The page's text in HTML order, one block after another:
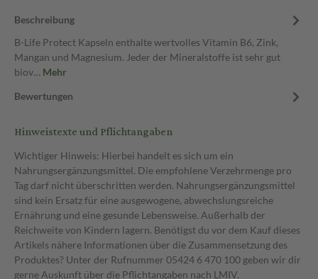
Beschreibung
B-Life Protect Kapseln enthalte wertvolles Vitamin B6, Zink,
Mangan und Magnesium. Jeder der Mineralstoffe ist sehr gut
biov… Mehr
Bewertungen
Hinweistexte und Pflichtangaben
Wichtiger Hinweis: Hierbei handelt es sich um ein
Nahrungsergänzungsmittel. Die empfohlene Verzehrmenge pro
Tag darf nicht überschritten werden. Nahrungsergänzungsmittel
sind kein Ersatz für eine ausgewogene, abwechslungsreiche
Ernährung und eine gesunde Lebensweise. Außerhalb der
Reichweite von Kindern lagern. Benötigst du vor dem Kauf dieses
Artikels nähere Informationen über die Zusammensetzung des
Produktes? Unter der Rufnummer 05424 6 470 100 geben wir dir
gerne Auskunft über die Pflichtangaben nach LMIV.